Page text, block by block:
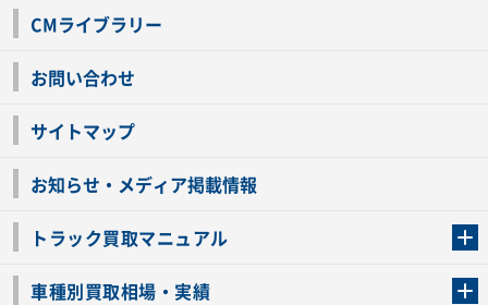
CMライブラリー
お問い合わせ
サイトマップ
お知らせ・メディア掲載情報
トラック買取マニュアル
車種別買取相場・実績